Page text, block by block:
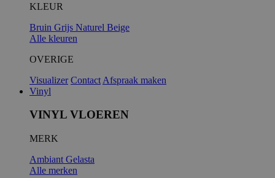
KLEUR
Bruin Grijs Naturel Beige
Alle kleuren
OVERIGE
Visualizer Contact Afspraak maken
Vinyl
VINYL VLOEREN
MERK
Ambiant Gelasta
Alle merken